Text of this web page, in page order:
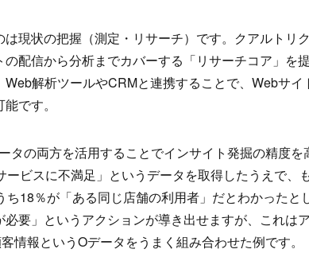
現状の把握（測定・リサーチ）です。クアルトリ
配信から分析までカバーする「リサーチコア」を
解析ツールやCRMと連携することで、Webサイ
です。
タの両方を活用することでインサイト発掘の精度を
ビスに不満足」というデータを取得したうえで、
18％が「ある同じ店舗の利用者」だとわかったと
要」というアクションが導き出せますが、これは
報というOデータをうまく組み合わせた例です。